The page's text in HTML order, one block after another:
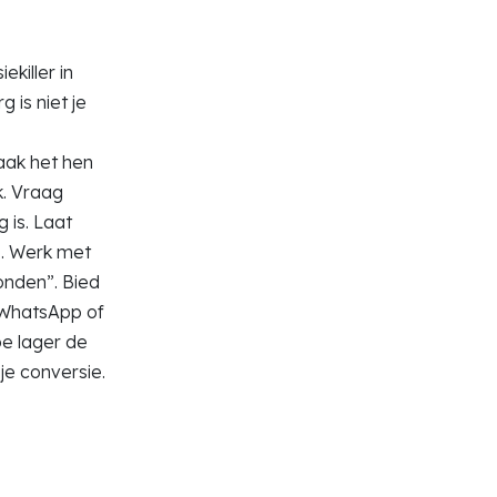
in
is niet je
het hen
Vraag
is. Laat
Werk met
Bied
of
lager de
conversie.